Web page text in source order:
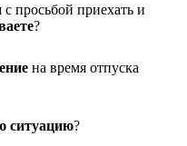
с просьбой приехать и
?
на время отпуска
ситуацию?